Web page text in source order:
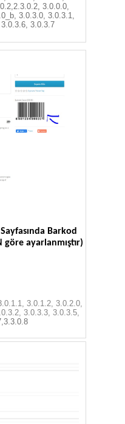
, 3.0.0.0,
3.0.3.0, 3.0.3.1,
3.0.3.7
Barkod
ayarlanmıştır)
3.0.1.2, 3.0.2.0,
3.0.3.3, 3.0.3.5,